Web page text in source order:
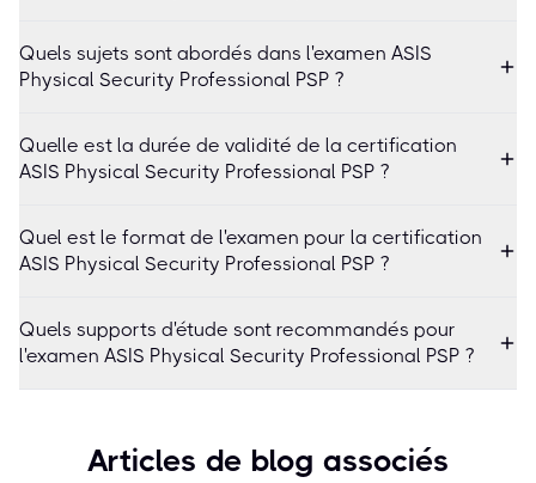
Quels sujets sont abordés dans l'examen ASIS
Physical Security Professional PSP ?
Quelle est la durée de validité de la certification
ASIS Physical Security Professional PSP ?
Quel est le format de l'examen pour la certification
ASIS Physical Security Professional PSP ?
Quels supports d'étude sont recommandés pour
l'examen ASIS Physical Security Professional PSP ?
Articles de blog associés